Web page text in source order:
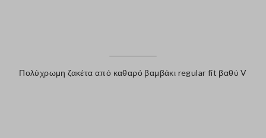
Πολύχρωμη ζακέτα από καθαρό βαμβάκι regular fit βαθύ V